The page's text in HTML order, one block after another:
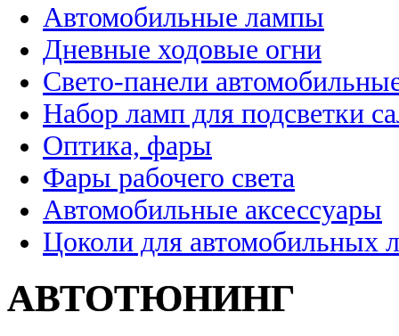
Автомобильные лампы
Дневные ходовые огни
Свето-панели
Набор ламп для подсветки
Оптика, фары
Фары рабочего света
Автомобильные аксессуары
Цоколи для автомобильных
АВТОТЮНИНГ